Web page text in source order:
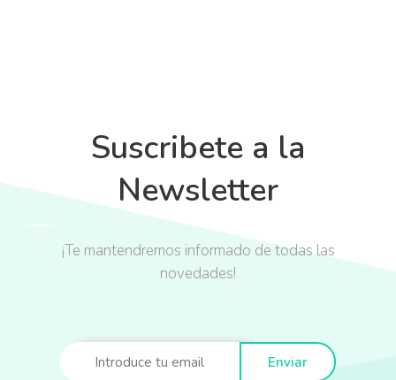
Suscribete a la
Newsletter
¡Te mantendremos informado de todas las
novedades!
Enviar